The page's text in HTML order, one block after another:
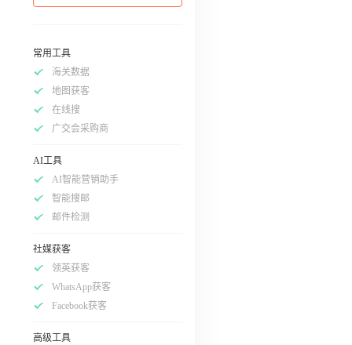
常用工具
海关数据
地图获客
在线搜
广交会采购商
AI工具
AI智能营销助手
智能搜邮
邮件检测
社媒获客
领英获客
WhatsApp获客
Facebook获客
高级工具